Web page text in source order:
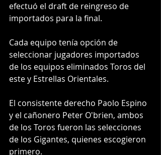
efectuó el draft de reingreso de
importados para la final.
Cada equipo tenía opción de
seleccionar jugadores importados
de los equipos eliminados Toros del
este y Estrellas Orientales.
El consistente derecho Paolo Espino
y el cañonero Peter O'brien, ambos
de los Toros fueron las selecciones
de los Gigantes, quienes escogieron
primero.